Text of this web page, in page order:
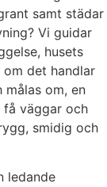
samt städar
Vi guidar
husets
det handlar
målas om, en
få väggar och
smidig och
ledande